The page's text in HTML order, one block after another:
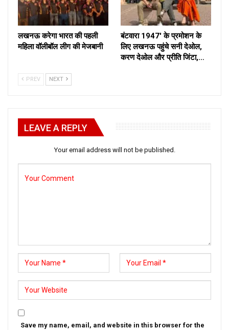
लखनऊ करेगा भारत की पहली
महिला वॉलीबॉल लीग की मेजबानी
बंटवारा 1947′ के प्रमोशन के
लिए लखनऊ पहुंचे सनी देओल,
करण देओल और प्रीति जिंटा,…
PREV NEXT
LEAVE A REPLY
Your email address will not be published.
Save my name, email, and website in this browser for the